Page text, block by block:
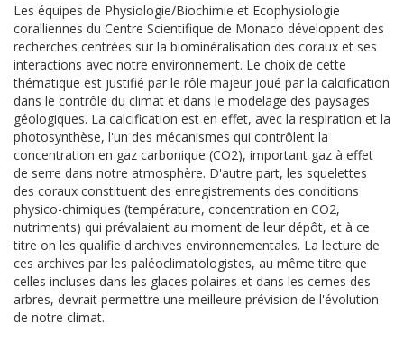
Les équipes de Physiologie/Biochimie et Ecophysiologie
coralliennes du Centre Scientifique de Monaco développent des
recherches centrées sur la biominéralisation des coraux et ses
interactions avec notre environnement. Le choix de cette
thématique est justifié par le rôle majeur joué par la calcification
dans le contrôle du climat et dans le modelage des paysages
géologiques. La calcification est en effet, avec la respiration et la
photosynthèse, l'un des mécanismes qui contrôlent la
concentration en gaz carbonique (CO2), important gaz à effet
de serre dans notre atmosphère. D'autre part, les squelettes
des coraux constituent des enregistrements des conditions
physico-chimiques (température, concentration en CO2,
nutriments) qui prévalaient au moment de leur dépôt, et à ce
titre on les qualifie d'archives environnementales. La lecture de
ces archives par les paléoclimatologistes, au même titre que
celles incluses dans les glaces polaires et dans les cernes des
arbres, devrait permettre une meilleure prévision de l'évolution
de notre climat.